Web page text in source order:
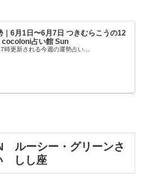
｜6月1日〜6月7日 つきむらこうの12
cocoloni占い館 Sun
時更新される今週の運勢占い...
ルーシー・グリーンさ
しし座